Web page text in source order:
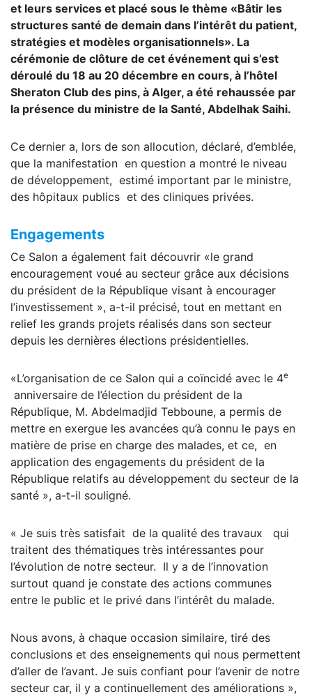
et leurs services et placé sous le thème «Bâtir les
structures santé de demain dans l’intérêt du patient,
stratégies et modèles organisationnels». La
cérémonie de clôture de cet événement qui s’est
déroulé du 18 au 20 décembre en cours, à l’hôtel
Sheraton Club des pins, à Alger, a été rehaussée par
la présence du ministre de la Santé, Abdelhak Saihi.
Ce dernier a, lors de son allocution, déclaré, d’emblée,
que la manifestation en question a montré le niveau
de développement, estimé important par le ministre,
des hôpitaux publics et des cliniques privées.
Engagements
Ce Salon a également fait découvrir «le grand
encouragement voué au secteur grâce aux décisions
du président de la République visant à encourager
l’investissement », a-t-il précisé, tout en mettant en
relief les grands projets réalisés dans son secteur
depuis les dernières élections présidentielles.
«L’organisation de ce Salon qui a coïncidé avec le 4e
anniversaire de l’élection du président de la
République, M. Abdelmadjid Tebboune, a permis de
mettre en exergue les avancées qu’à connu le pays en
matière de prise en charge des malades, et ce, en
application des engagements du président de la
République relatifs au développement du secteur de la
santé », a-t-il souligné.
« Je suis très satisfait de la qualité des travaux qui
traitent des thématiques très intéressantes pour
l’évolution de notre secteur. Il y a de l’innovation
surtout quand je constate des actions communes
entre le public et le privé dans l’intérêt du malade.
Nous avons, à chaque occasion similaire, tiré des
conclusions et des enseignements qui nous permettent
d’aller de l’avant. Je suis confiant pour l’avenir de notre
secteur car, il y a continuellement des améliorations »,